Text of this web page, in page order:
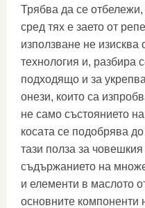
Трябва да се
сред тях е заето от
използване не
технология и, разбира
подходящо и за
онези, които са
не само състоянието
косата се подобрява
тази полза за
съдържанието на
и елементи в маслото
основните компоненти